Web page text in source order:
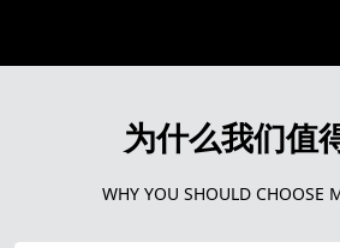
为什么我们值
WHY YOU SHOULD CHOOSE